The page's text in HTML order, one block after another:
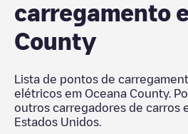
carregamento
County
Lista de pontos de
elétricos em Oceana County.
outros carregadores de carros
Estados Unidos